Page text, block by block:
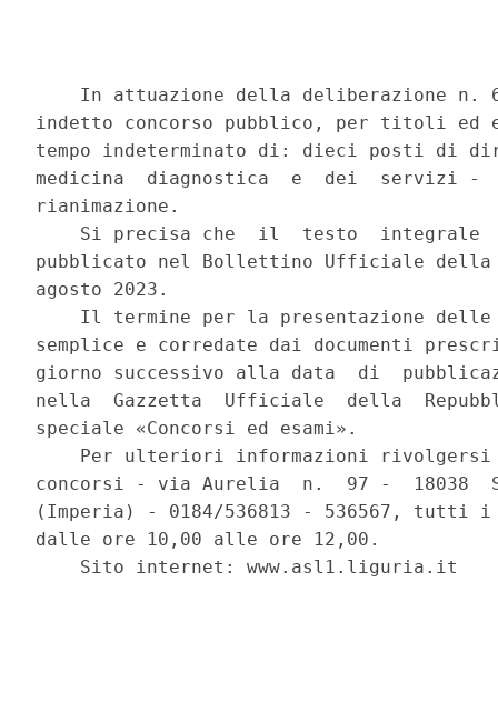
In attuazione della deliberazione n.
indetto concorso pubblico, per titoli ed
tempo indeterminato di: dieci posti di
medicina  diagnostica  e  dei  servizi
rianimazione.
Si precisa che  il  testo  integrale
pubblicato nel Bollettino Ufficiale della
agosto 2023.
Il termine per la presentazione
semplice e corredate dai documenti
giorno successivo alla data  di
nella  Gazzetta  Ufficiale  della
speciale «Concorsi ed esami».
Per ulteriori informazioni
concorsi - via Aurelia  n.  97 -  18038
(Imperia) - 0184/536813 - 536567,
dalle ore 10,00 alle ore 12,00.
    Sito internet: www.asl1.liguria.it